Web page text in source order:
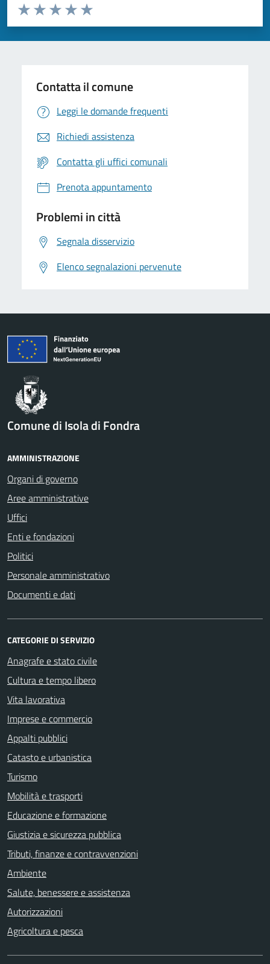
Valuta da 1 a 5 stelle la pagina
Valuta 5 stelle su 5
Valuta 4 stelle su 5
Valuta 3 stelle su 5
Valuta 2 stelle su 5
Valuta 1 stelle su 5
Contatta il comune
Leggi le domande frequenti
Richiedi assistenza
Contatta gli uffici comunali
Prenota appuntamento
Problemi in città
Segnala disservizio
Elenco segnalazioni pervenute
Comune di Isola di Fondra
AMMINISTRAZIONE
Organi di governo
Aree amministrative
Uffici
Enti e fondazioni
Politici
Personale amministrativo
Documenti e dati
CATEGORIE DI SERVIZIO
Anagrafe e stato civile
Cultura e tempo libero
Vita lavorativa
Imprese e commercio
Appalti pubblici
Catasto e urbanistica
Turismo
Mobilità e trasporti
Educazione e formazione
Giustizia e sicurezza pubblica
Tributi, finanze e contravvenzioni
Ambiente
Salute, benessere e assistenza
Autorizzazioni
Agricoltura e pesca